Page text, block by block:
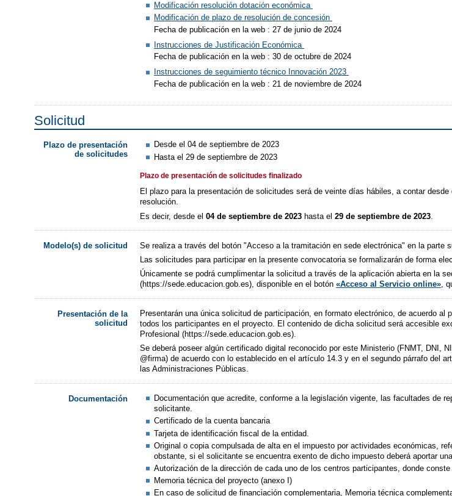
Modificación resolución dotación económica
Modificación de plazo de resolución de concesión
Fecha de publicación en la web : 27 de junio de 2024
Instrucciones de Justificación Económica
Fecha de publicación en la web : 30 de octubre de 2024
Instrucciones de seguimiento técnico Innovación 2023
Fecha de publicación en la web : 21 de noviembre de 2024
Solicitud
Plazo de presentación
de solicitudes
Desde el 04 de septiembre de 2023
Hasta el 29 de septiembre de 2023
Plazo de presentación de solicitudes finalizado
El plazo para la presentación de solicitudes será de veinte días hábiles, a contar
resolución.
Es decir, desde el04 de septiembre de 2023 hasta el29 de septiembre de 2023
Modelo(s) de solicitud
Se realiza a través del botón "Acceso a la tramitación en sede electrónica" en la parte
Las solicitudes para participar en la presente convocatoria se formalizarán de forma
Únicamente se podrá cumplimentar la solicitud a través de la aplicación abierta en la
(https://sede.educacion.gob.es), disponible en el botón«Acceso al Servicio online»,
Presentación de la
solicitud
Presentarán una única solicitud de participación, en formato electrónico, de acuerdo
todos los participantes en el proyecto. El contenido de dicha solicitud será accesible
Profesional (https://sede.educacion.gob.es).
Se deberá poseer algún certificado digital reconocido por este Ministerio (FNMT, DNI,
@firma) de acuerdo con lo establecido en el artículo 14.3 y en el segundo párrafo del
las Administraciones Públicas.
Documentación
Documentación que acredite, conforme a la legislación vigente, las facultades de
solicitante.
Certificado de la cuenta bancaria
Tarjeta de identificación fiscal de la entidad.
Original o copia compulsada de alta en el impuesto por actividades económicas,
obstante, si el solicitante se encuentra exento de dicho impuesto deberá aportar
Autorización de la dirección de cada uno de los centros participantes, donde
Memoria técnica del proyecto (anexo I)
En caso de solicitud de financiación complementaria, Memoria técnica